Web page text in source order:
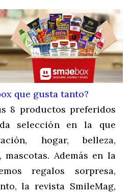
que gusta tanto?
8 productos preferidos
selección en la que
hogar, belleza,
Además en la
regalos sorpresa,
la revista SmileMag,